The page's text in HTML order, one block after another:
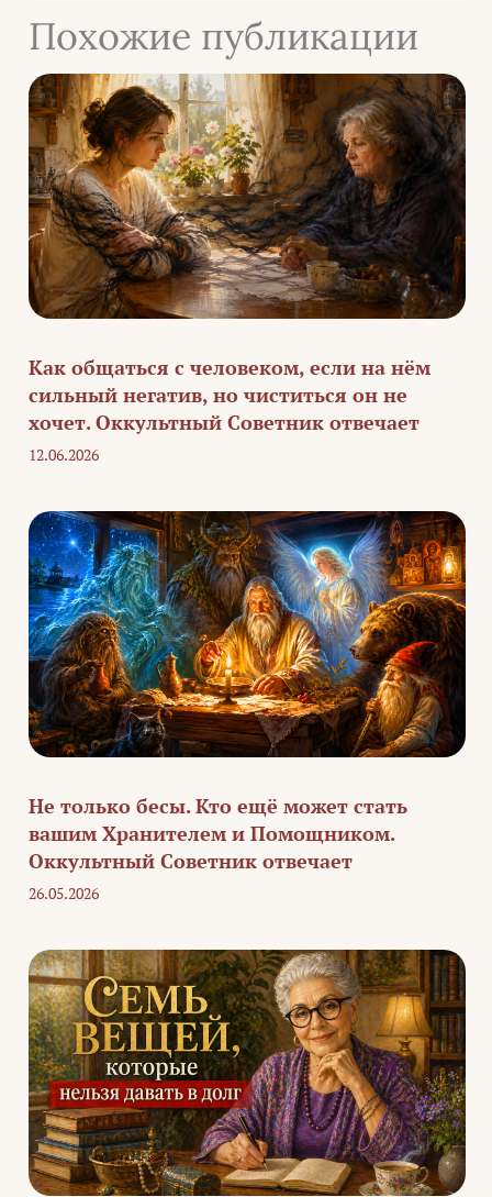
Похожие публикации
Как общаться с человеком, если на нём
сильный негатив, но чиститься он не
хочет. Оккультный Советник отвечает
12.06.2026
Не только бесы. Кто ещё может стать
вашим Хранителем и Помощником.
Оккультный Советник отвечает
26.05.2026